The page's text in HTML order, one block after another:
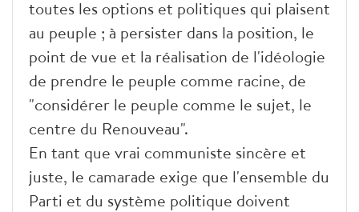
toutes les options et politiques qui plaisent
au peuple ; à persister dans la position, le
point de vue et la réalisation de l'idéologie
de prendre le peuple comme racine, de
"considérer le peuple comme le sujet, le
centre du Renouveau".
En tant que vrai communiste sincère et
juste, le camarade exige que l'ensemble du
Parti et du système politique doivent